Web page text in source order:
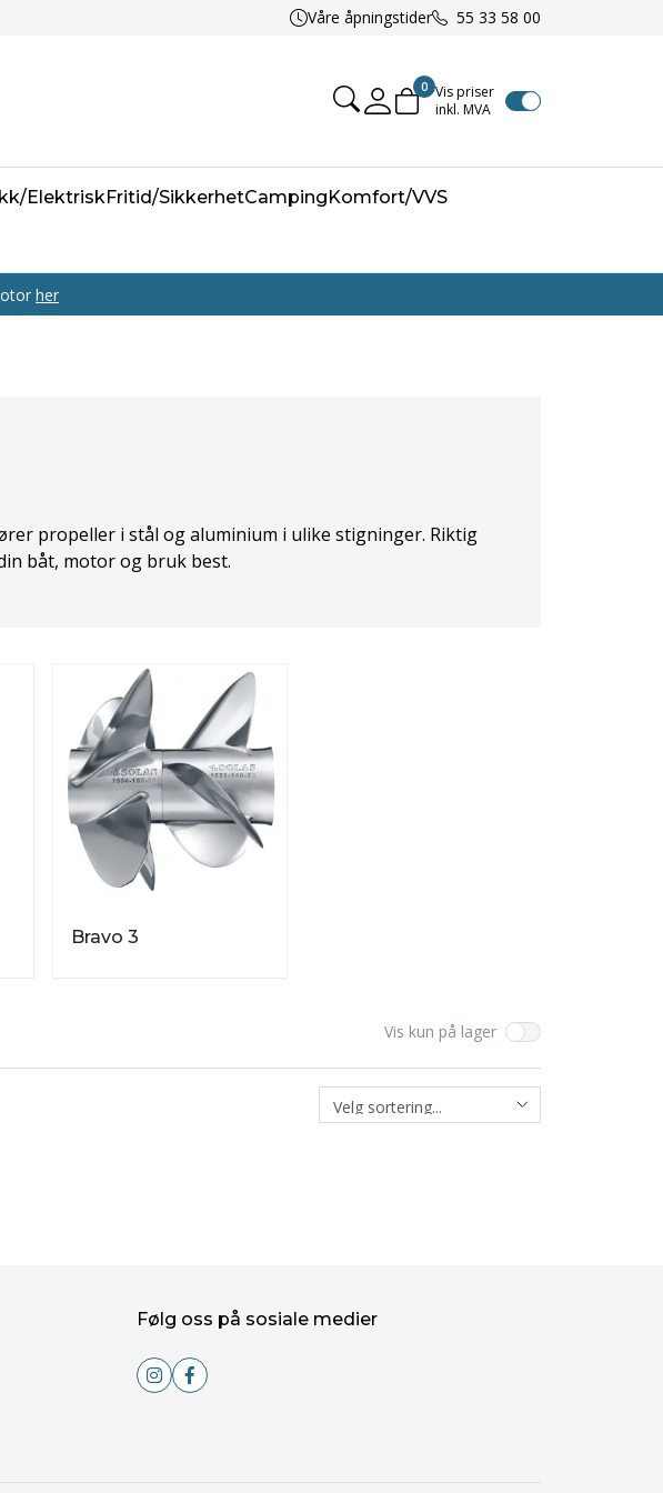
Våre åpningstider 55 33 58 00
Mine sider
0 Vis priser
inkl. MVA
ElektriskFritid/SikkerhetCampingKomfort/VVS
her
propeller i stål og aluminium i ulike stigninger. Riktig
båt, motor og bruk best.
Bravo 3
Vis kun på lager
Følg oss på sosiale medier